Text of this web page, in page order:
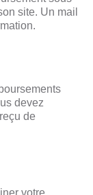
site. Un mail
devez
de